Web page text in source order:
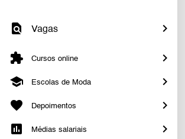
Vagas
Cursos online
Escolas de Moda
Depoimentos
Médias salariais